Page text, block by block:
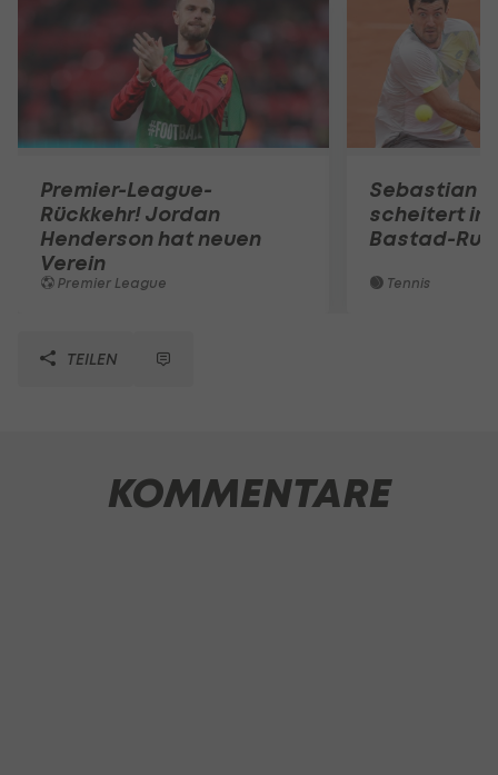
Premier-League-
Rückkehr! Jordan
Henderson hat neuen
Verein
Premier League
Sebastian
scheitert in
Bastad-
Tennis
TEILEN
KOMMENTARE